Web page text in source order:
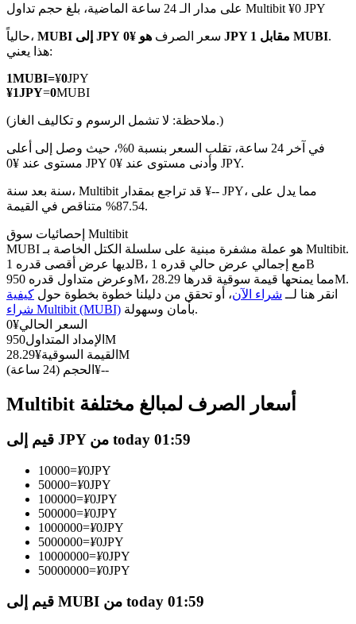
TradFi
مشتقات الأسهم والعملات الأجنبية والمعادن الثمينة والسلع
العقود الآجلة USDC
العقود الآجلة باستخدام USDC كضمان
على مدار الـ 24 ساعة الماضية، بلغ حجم تداول Multibit ¥0 JPY
حالياً، MUBI إلى JPY سعر الصرف هو ¥0 JPY مقابل 1 MUBI.
هذا يعني:
1MUBI=¥0JPY
¥1JPY=0MUBI
(ملاحظة: لا تشمل الرسوم و تكاليف الغاز.)
في آخر 24 ساعة، تقلب السعر بنسبة 0%، حيث وصل إلى أعلى
مستوى عند ¥0 JPY وأدنى مستوى عند ¥0 JPY.
سنة بعد سنة، Multibit قد تراجع بمقدار ¥-- JPY، مما يدل على
87.54% متناقص في القيمة.
إحصائيات سوق Multibit
MUBI هو عملة مشفرة مبنية على سلسلة الكتل الخاصة بـ Multibit.
لديها عرض أقصى قدره 1B، مع إجمالي عرض حالي قدره 1B
وعرض متداول قدره 950M، مما يمنحها قيمة سوقية قدرها 28.29M.
انقر هنا لــ شراء الآن، أو تحقق من دليلنا خطوة بخطوة حول كيفية
شراء Multibit (MUBI)
بأمان وسهولة.
السعر الحالي¥
0
الإمداد المتداول 950M
القيمة السوقية¥
28.29M
الحجم (24 ساعة) ¥--
Multibit أسعار الصرف لمبالغ مختلفة
قيم إلى JPY من today 01:59
10000=¥0JPY
50000=¥0JPY
100000=¥0JPY
500000=¥0JPY
1000000=¥0JPY
5000000=¥0JPY
10000000=¥0JPY
50000000=¥0JPY
قيم إلى MUBI من today 01:59